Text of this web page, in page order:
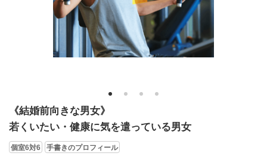
1 2 3 4
《結婚前向きな男女》
若くいたい・健康に気を遣っている男女
個室6対6 手書きのプロフィール